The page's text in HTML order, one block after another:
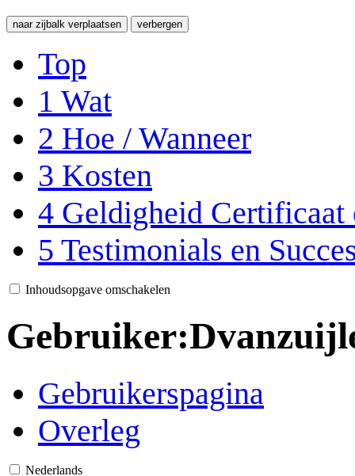
naar zijbalk verplaatsen verbergen
Top
1 Wat
2 Hoe / Wanneer
3 Kosten
4 Geldigheid Certificaat
5 Testimonials en
Inhoudsopgave omschakelen
Gebruiker:
Gebruikerspagina
Overleg
Nederlands